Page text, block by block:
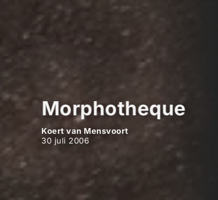
Morphotheque
Koert van Mensvoort
30 juli 2006